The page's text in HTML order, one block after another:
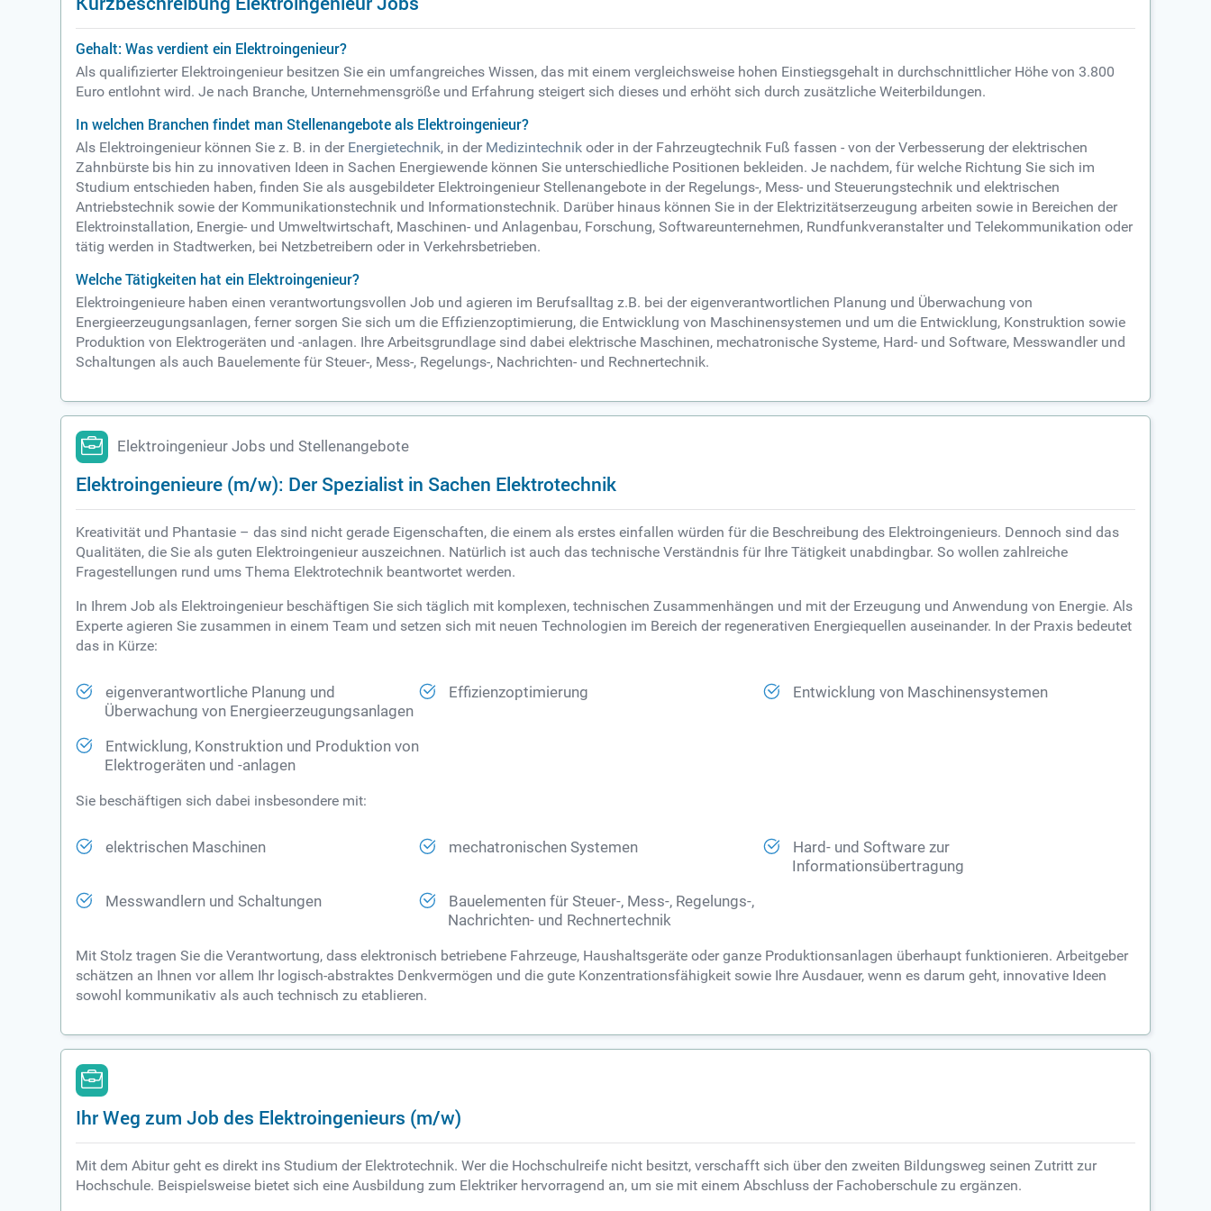
Gehalt: Was verdient ein Elektroingenieur?
Als qualifizierter Elektroingenieur besitzen Sie ein umfangreiches Wissen, das mit einem vergleichsweise hohen Einstiegsgehalt in durchschnittlicher Höhe von 3.800
Euro entlohnt wird. Je nach Branche, Unternehmensgröße und Erfahrung steigert sich dieses und erhöht sich durch zusätzliche Weiterbildungen.
In welchen Branchen findet man Stellenangebote als Elektroingenieur?
Als Elektroingenieur können Sie z. B. in der Energietechnik, in der Medizintechnik oder in der Fahrzeugtechnik Fuß fassen - von der Verbesserung der elektrischen
Zahnbürste bis hin zu innovativen Ideen in Sachen Energiewende können Sie unterschiedliche Positionen bekleiden. Je nachdem, für welche Richtung Sie sich im
Studium entschieden haben, finden Sie als ausgebildeter Elektroingenieur Stellenangebote in der Regelungs-, Mess- und Steuerungstechnik und elektrischen
Antriebstechnik sowie der Kommunikationstechnik und Informationstechnik. Darüber hinaus können Sie in der Elektrizitätserzeugung arbeiten sowie in Bereichen der
Elektroinstallation, Energie- und Umweltwirtschaft, Maschinen- und Anlagenbau, Forschung, Softwareunternehmen, Rundfunkveranstalter und Telekommunikation oder
tätig werden in Stadtwerken, bei Netzbetreibern oder in Verkehrsbetrieben.
Welche Tätigkeiten hat ein Elektroingenieur?
Elektroingenieure haben einen verantwortungsvollen Job und agieren im Berufsalltag z.B. bei der eigenverantwortlichen Planung und Überwachung von
Energieerzeugungsanlagen, ferner sorgen Sie sich um die Effizienzoptimierung, die Entwicklung von Maschinensystemen und um die Entwicklung, Konstruktion sowie
Produktion von Elektrogeräten und -anlagen. Ihre Arbeitsgrundlage sind dabei elektrische Maschinen, mechatronische Systeme, Hard- und Software, Messwandler und
Schaltungen als auch Bauelemente für Steuer-, Mess-, Regelungs-, Nachrichten- und Rechnertechnik.
Elektroingenieur Jobs und Stellenangebote
Elektroingenieure (m/w): Der Spezialist in Sachen Elektrotechnik
Kreativität und Phantasie – das sind nicht gerade Eigenschaften, die einem als erstes einfallen würden für die Beschreibung des Elektroingenieurs. Dennoch sind das
Qualitäten, die Sie als guten Elektroingenieur auszeichnen. Natürlich ist auch das technische Verständnis für Ihre Tätigkeit unabdingbar. So wollen zahlreiche
Fragestellungen rund ums Thema Elektrotechnik beantwortet werden.
In Ihrem Job als Elektroingenieur beschäftigen Sie sich täglich mit komplexen, technischen Zusammenhängen und mit der Erzeugung und Anwendung von Energie. Als
Experte agieren Sie zusammen in einem Team und setzen sich mit neuen Technologien im Bereich der regenerativen Energiequellen auseinander. In der Praxis bedeutet
das in Kürze:
eigenverantwortliche Planung und
Überwachung von Energieerzeugungsanlagen
Effizienzoptimierung Entwicklung von Maschinensystemen
Entwicklung, Konstruktion und Produktion von
Elektrogeräten und -anlagen
Sie beschäftigen sich dabei insbesondere mit:
elektrischen Maschinen mechatronischen Systemen
Hard- und Software zur
Informationsübertragung
Messwandlern und Schaltungen
Bauelementen für Steuer-, Mess-, Regelungs-,
Nachrichten- und Rechnertechnik
Mit Stolz tragen Sie die Verantwortung, dass elektronisch betriebene Fahrzeuge, Haushaltsgeräte oder ganze Produktionsanlagen überhaupt funktionieren. Arbeitgeber
schätzen an Ihnen vor allem Ihr logisch-abstraktes Denkvermögen und die gute Konzentrationsfähigkeit sowie Ihre Ausdauer, wenn es darum geht, innovative Ideen
sowohl kommunikativ als auch technisch zu etablieren.
Ihr Weg zum Job des Elektroingenieurs (m/w)
Mit dem Abitur geht es direkt ins Studium der Elektrotechnik. Wer die Hochschulreife nicht besitzt, verschafft sich über den zweiten Bildungsweg seinen Zutritt zur
Hochschule. Beispielsweise bietet sich eine Ausbildung zum Elektriker hervorragend an, um sie mit einem Abschluss der Fachoberschule zu ergänzen.